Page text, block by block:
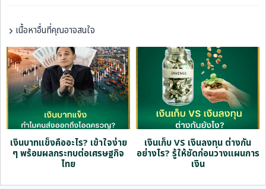
เนื้อหาอื่นที่คุณอาจสนใจ
เงินบาทแข็งคืออะไร? เข้าใจง่าย
ๆ พร้อมผลกระทบต่อเศรษฐกิจ
ไทย
เงินเก็บ VS เงินลงทุน ต่างกัน
อย่างไร? รู้ให้ชัดก่อนวางแผนการ
เงิน